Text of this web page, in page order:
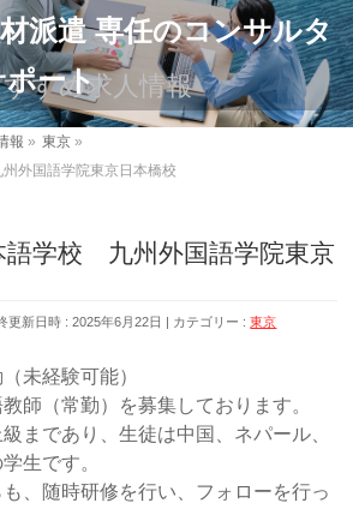
派遣 専任のコンサルタ
ート
すめ求人情報
報 » 東京 »
外国語学院東京日本橋校
学校 九州外国語学院東京
更新日時 : 2025年6月22日 カテゴリー :東京
未経験可能）
師（常勤）を募集しております。
まであり、生徒は中国、ネパール、
生です。
、随時研修を行い、フォローを行っ